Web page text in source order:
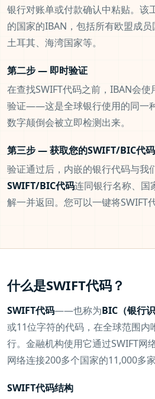
银行对账单或付款确认中粘贴。该
的国家的IBAN，包括所有欧盟成员
土耳其、海湾国家等。
第二步 — 即时验证
在查找SWIFT代码之前，IBAN会使
验证——这是全球银行使用的同一
数字颠倒会被立即检测出来。
第三步 — 获取您的SWIFT/BIC代码
验证通过后，内嵌的银行代码与我
SWIFT/BIC代码连同银行名称、国
解一并返回。您可以一键将SWIFT
什么是SWIFT代码？
SWIFT代码——也称为BIC（银行
或11位字符的代码，在全球范围内
行。金融机构使用它通过SWIFT网
网络连接200多个国家的11,000多
SWIFT代码结构